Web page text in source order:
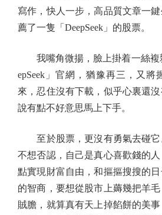
寫作，快人一步，高品質文章一
薦了一隻「DeepSeek」的股票。
我嘴角微揚，臉上掛着一絲複
epSeek」官網，猶豫再三，又將
來，忍住沒有下載，似乎心裏還
說有點不好意思馬上下手。
至於股票，更沒有勇氣去碰它
不想否認，自己是真心喜歡錢的
點實現財富自由，和摳摳搜搜的
的智商，要想從股市上薅幾把羊
賊膽，就算真有天上掉餡餅的美